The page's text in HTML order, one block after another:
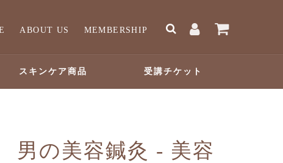
ABOUT US MEMBERSHIP
スキンケア商品 受講チケット
男の美容鍼灸 - 美容